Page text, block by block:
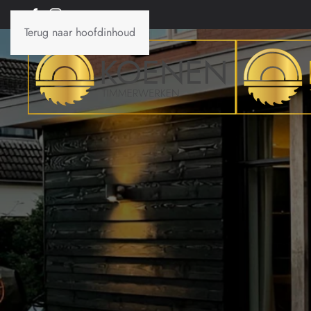
Terug naar hoofdinhoud